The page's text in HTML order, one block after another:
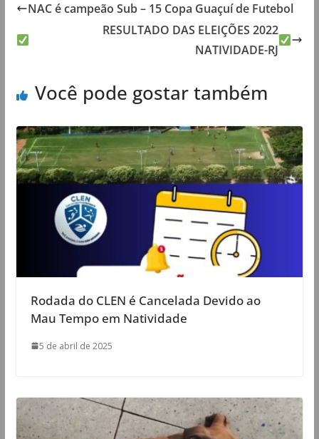
NAC é campeão Sub – 15 Copa Guaçuí de Futebol
RESULTADO DAS ELEIÇÕES 2022
NATIVIDADE-RJ
Você pode gostar também
Rodada do CLEN é Cancelada Devido ao
Mau Tempo em Natividade
5 de abril de 2025